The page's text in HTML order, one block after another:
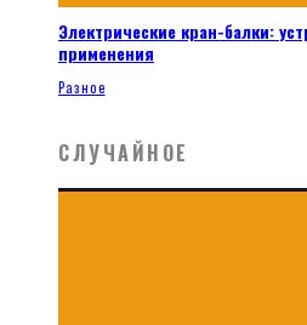
Электрические кран-балки:
применения
Разное
СЛУЧАЙНОЕ